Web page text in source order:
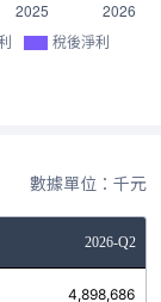
稅後淨利
數據單位：千元
2026-Q2
4,898,686